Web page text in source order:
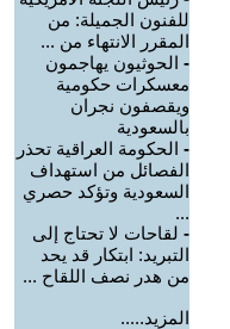
للفنون الجميلة: من
المقرر الانتهاء من ...
- الحوثيون يهاجمون
معسكرات حكومية
ويقصفون نجران
بالسعودية
- الحكومة العراقية تحذر
الفصائل من استهداف
السعودية وتؤكد حصري
...
- لقاحات لا تحتاج إلى
التبريد: ابتكار قد يحد
من هدر نصف اللقاح ...
المزيد.....